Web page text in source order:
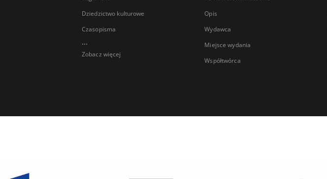
Dziedzictwo kulturowe
Czasopisma
...
Zobacz więcej
Opis
Wydawca
Miejsce wydania
Współtwórca